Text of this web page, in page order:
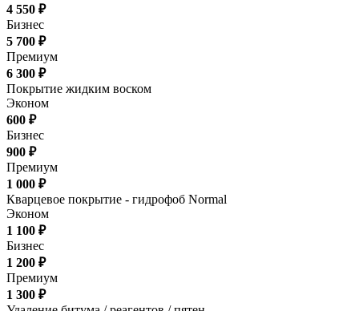
4 550 ₽
Бизнес
5 700 ₽
Премиум
6 300 ₽
Покрытие жидким воском
Эконом
600 ₽
Бизнес
900 ₽
Премиум
1 000 ₽
Кварцевое покрытие - гидрофоб Normal
Эконом
1 100 ₽
Бизнес
1 200 ₽
Премиум
1 300 ₽